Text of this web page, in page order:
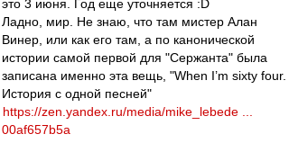
это 3 июня. Год еще уточняется :D
Ладно, мир. Не знаю, что там мистер Алан
Винер, или как его там, а по канонической
истории самой первой для "Сержанта" была
записана именно эта вещь, "When I’m sixty four.
История с одной песней"
https://zen.yandex.ru/media/mike_lebede ...
00af657b5a